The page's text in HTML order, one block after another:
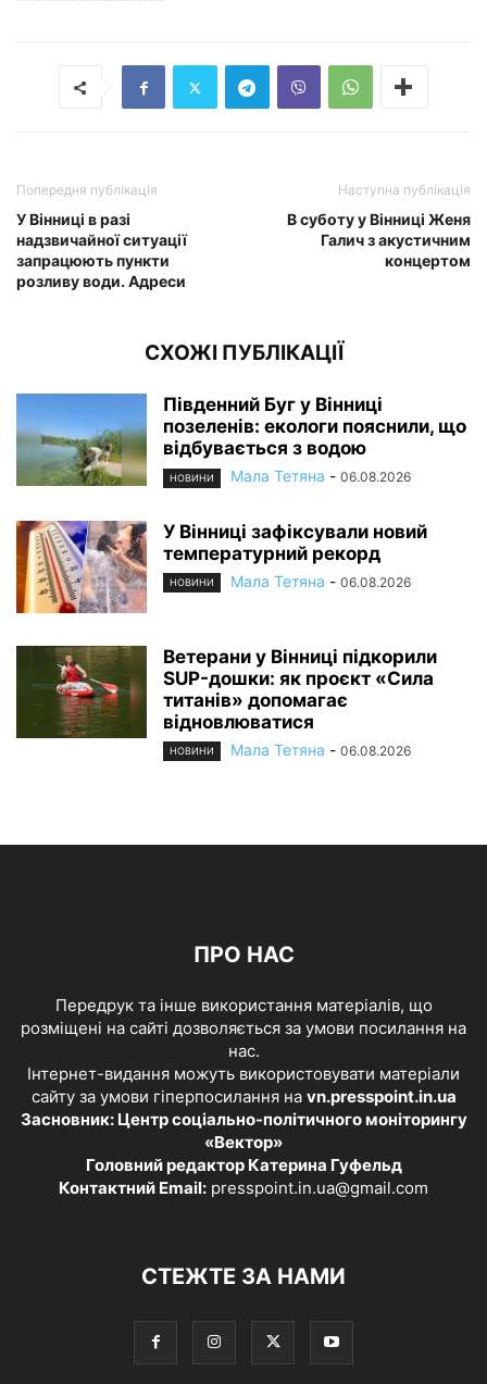
Попередня публікація
У Вінниці в разі
надзвичайної ситуації
запрацюють пункти
розливу води. Адреси
Наступна публікація
В суботу у Вінниці Женя
Галич з акустичним
концертом
СХОЖІ ПУБЛІКАЦІЇ
Південний Буг у Вінниці
позеленів: екологи пояснили, що
відбувається з водою
НОВИНИ Мала Тетяна - 06.08.2026
У Вінниці зафіксували новий
температурний рекорд
НОВИНИ Мала Тетяна - 06.08.2026
Ветерани у Вінниці підкорили
SUP-дошки: як проєкт «Сила
титанів» допомагає
відновлюватися
НОВИНИ Мала Тетяна - 06.08.2026
ПРО НАС
Передрук та інше використання матеріалів, що
розміщені на сайті дозволяється за умови посилання на
нас.
Інтернет-видання можуть використовувати матеріали
сайту за умови гіперпосилання на vn.presspoint.in.ua
Засновник: Центр соціально-політичного моніторингу
«Вектор»
Головний редактор Катерина Гуфельд
Контактний Email: presspoint.in.ua@gmail.com
СТЕЖТЕ ЗА НАМИ